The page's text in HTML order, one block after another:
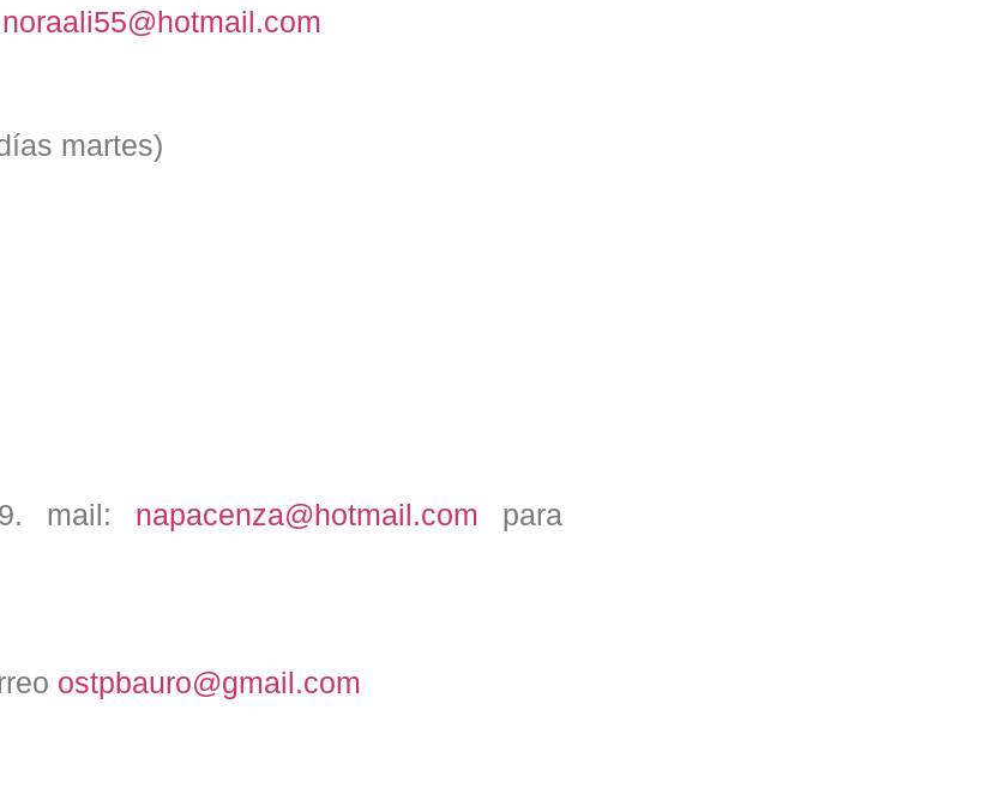
noraali55@hotmail.com
martes)
mail: napacenza@hotmail.com para
ostpbauro@gmail.com